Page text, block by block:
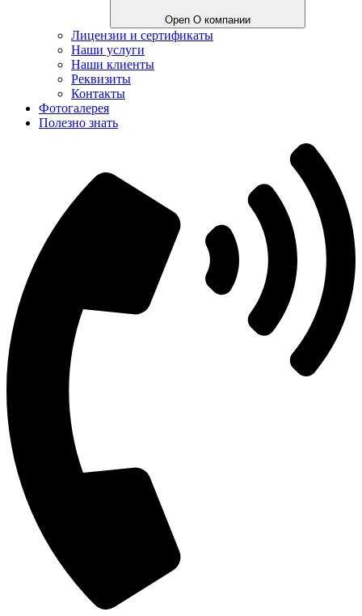
Open О компании
Лицензии и сертификаты
Наши услуги
Наши клиенты
Реквизиты
Контакты
Фотогалерея
Полезно знать